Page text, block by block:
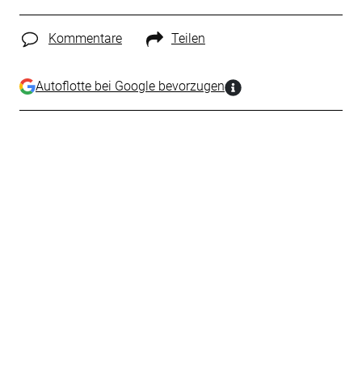
Kommentare Teilen
Autoflotte bei Google bevorzugen